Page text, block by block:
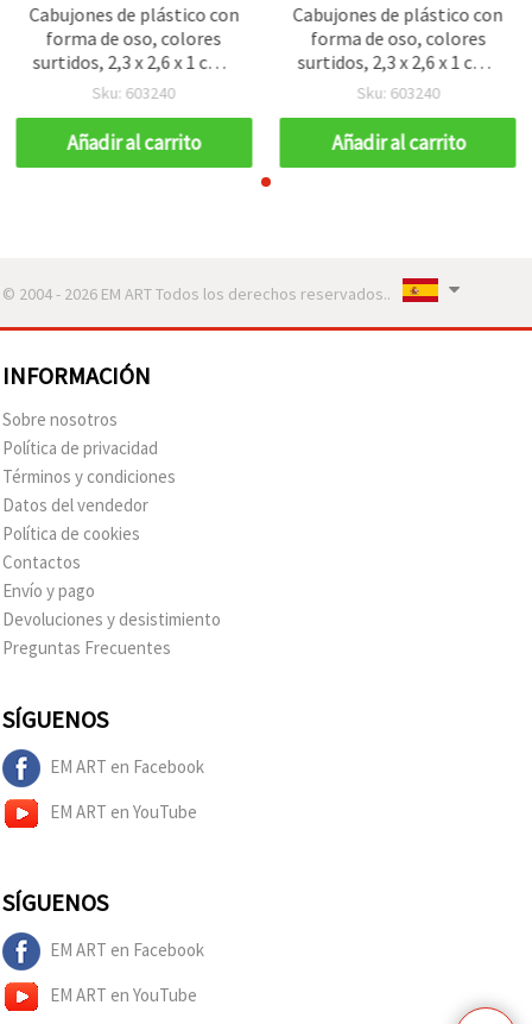
Cabujones de plástico con
forma de oso, colores
surtidos, 2,3 x 2,6 x 1 cm -
Pack de 10 para
Sku: 603240
Añadir al carrito
Cabujones de plástico con
forma de oso, colores
surtidos, 2,3 x 2,6 x 1 cm -
Pack de 10 para
Sku: 603240
Añadir al carrito
© 2004 - 2026 EM ART Todos los derechos reservados..
INFORMACIÓN
Sobre nosotros
Política de privacidad
Términos y condiciones
Datos del vendedor
Política de cookies
Contactos
Envío y pago
Devoluciones y desistimiento
Preguntas Frecuentes
SÍGUENOS
EM ART en Facebook
EM ART en YouTube
SÍGUENOS
EM ART en Facebook
EM ART en YouTube